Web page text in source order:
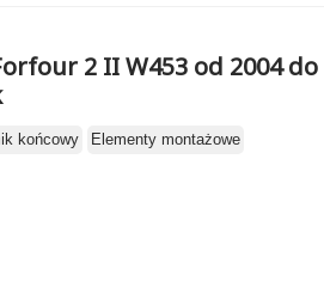
2 II W453 od 2004 do
końcowy Elementy montażowe